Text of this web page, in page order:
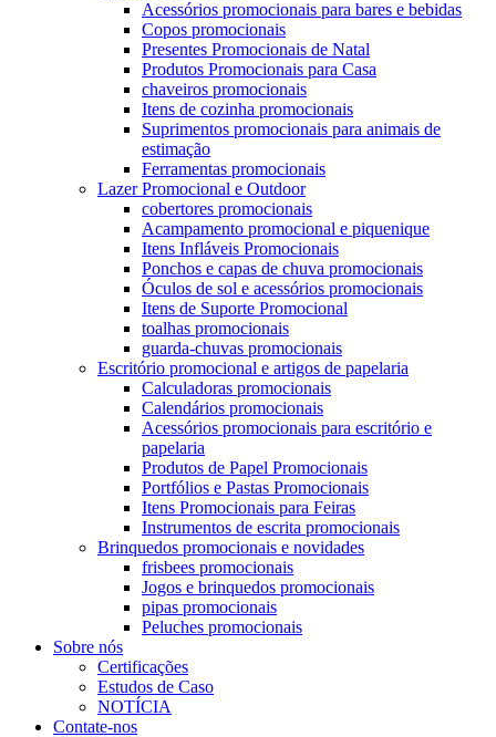
Acessórios promocionais para bares e bebidas
Copos promocionais
Presentes Promocionais de Natal
Produtos Promocionais para Casa
chaveiros promocionais
Itens de cozinha promocionais
Suprimentos promocionais para animais de
estimação
Ferramentas promocionais
Lazer Promocional e Outdoor
cobertores promocionais
Acampamento promocional e piquenique
Itens Infláveis ​​Promocionais
Ponchos e capas de chuva promocionais
Óculos de sol e acessórios promocionais
Itens de Suporte Promocional
toalhas promocionais
guarda-chuvas promocionais
Escritório promocional e artigos de papelaria
Calculadoras promocionais
Calendários promocionais
Acessórios promocionais para escritório e
papelaria
Produtos de Papel Promocionais
Portfólios e Pastas Promocionais
Itens Promocionais para Feiras
Instrumentos de escrita promocionais
Brinquedos promocionais e novidades
frisbees promocionais
Jogos e brinquedos promocionais
pipas promocionais
Peluches promocionais
Sobre nós
Certificações
Estudos de Caso
NOTÍCIA
Contate-nos